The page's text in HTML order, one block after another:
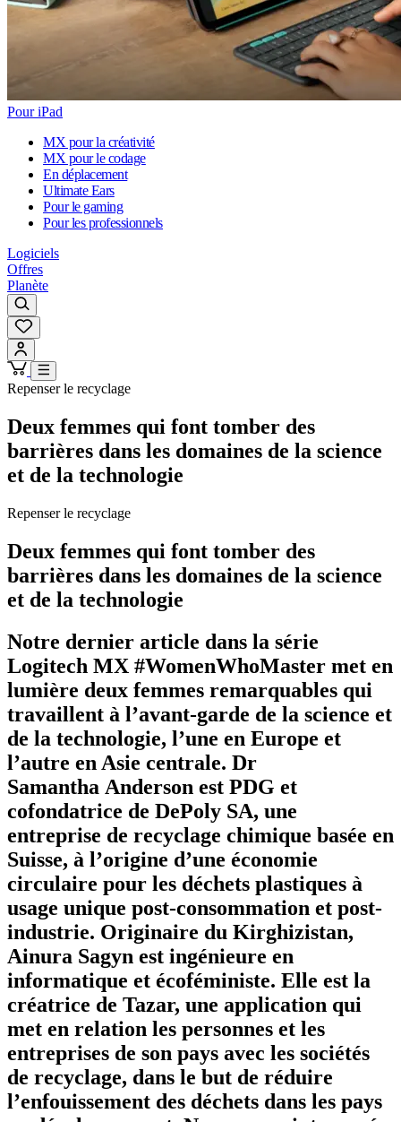
Pour iPad
MX pour la créativité
MX pour le codage
En déplacement
Ultimate Ears
Pour le gaming
Pour les professionnels
Logiciels
Offres
Planète
Repenser le recyclage
Deux femmes qui font tomber des
barrières dans les domaines de la science
et de la technologie
Repenser le recyclage
Deux femmes qui font tomber des
barrières dans les domaines de la science
et de la technologie
Notre dernier article dans la série
Logitech MX #WomenWhoMaster met en
lumière deux femmes remarquables qui
travaillent à l’avant-garde de la science et
de la technologie, l’une en Europe et
l’autre en Asie centrale. Dr
Samantha Anderson est PDG et
cofondatrice de DePoly SA, une
entreprise de recyclage chimique basée en
Suisse, à l’origine d’une économie
circulaire pour les déchets plastiques à
usage unique post-consommation et post-
industrie. Originaire du Kirghizistan,
Ainura Sagyn est ingénieure en
informatique et écoféministe. Elle est la
créatrice de Tazar, une application qui
met en relation les personnes et les
entreprises de son pays avec les sociétés
de recyclage, dans le but de réduire
l’enfouissement des déchets dans les pays